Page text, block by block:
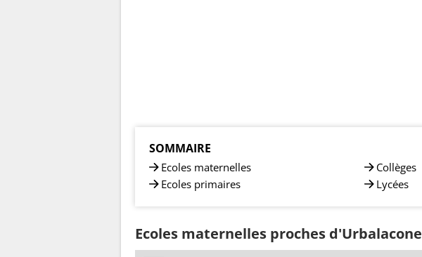
SOMMAIRE
Ecoles maternelles
Ecoles primaires
Collèges
Lycées
Ecoles maternelles proches d'Urbalacone